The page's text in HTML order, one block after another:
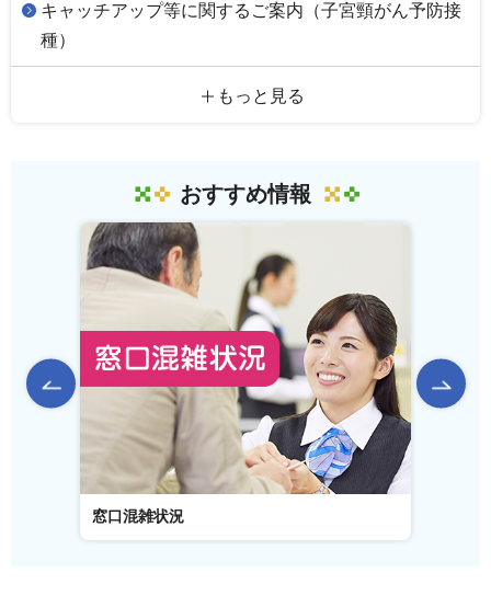
キャッチアップ等に関するご案内（子宮頸がん予防接
種）
もっと見る
おすすめ情報
前のスライドを表示
窓口混雑状況